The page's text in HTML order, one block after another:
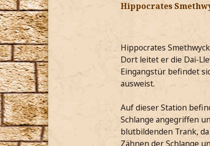
Hippocrates
Hippocrates
Dort leitet er die Dai-
Eingangstür befindet
ausweist.
Auf dieser Station
Schlange angegriffen
blutbildenden Trank,
Zähnen der Schlange